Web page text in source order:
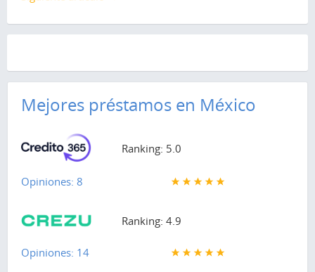
Mejores préstamos en México
Ranking: 5.0
Opiniones: 8
Ranking: 4.9
Opiniones: 14